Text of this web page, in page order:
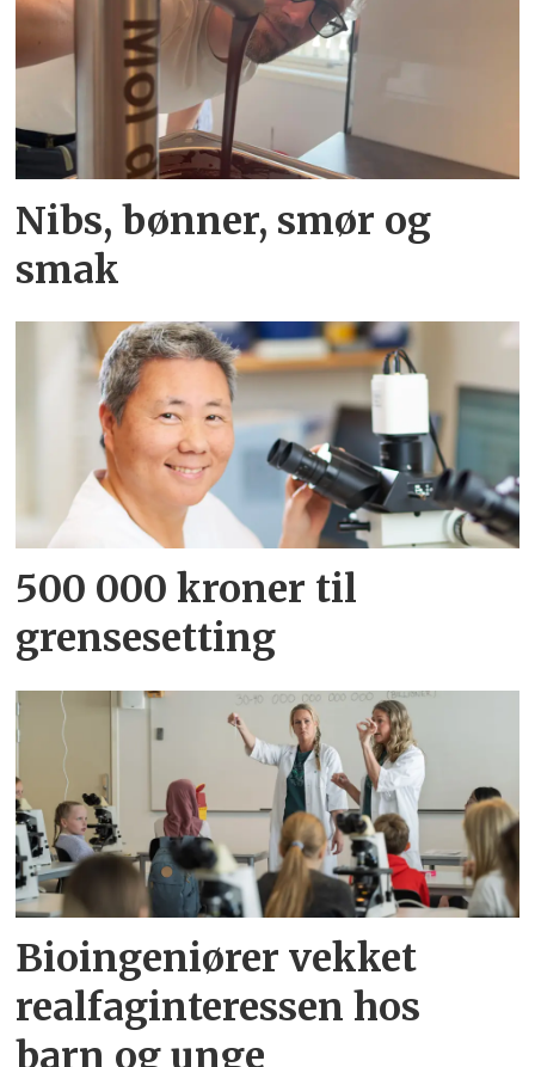
Nibs, bønner, smør og
smak
500 000 kroner til
grensesetting
Bioingeniører vekket
realfaginteressen hos
barn og unge